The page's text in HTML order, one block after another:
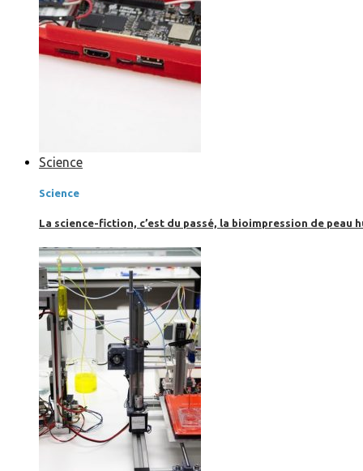
Science
Science
La science-fiction, c’est du passé, la bioimpression de peau